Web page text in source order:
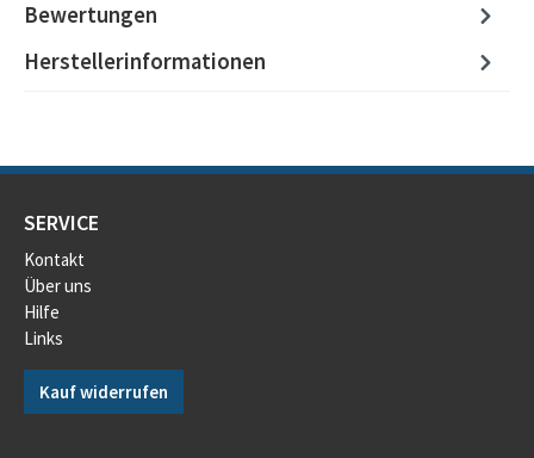
Bewertungen
Herstellerinformationen
SERVICE
Kontakt
Über uns
Hilfe
Links
Kauf widerrufen